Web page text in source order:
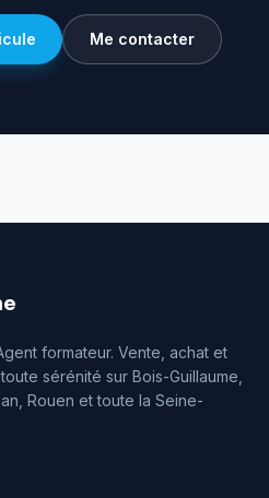
Me contacter
formateur. Vente, achat et
sérénité sur Bois-Guillaume,
Rouen et toute la Seine-